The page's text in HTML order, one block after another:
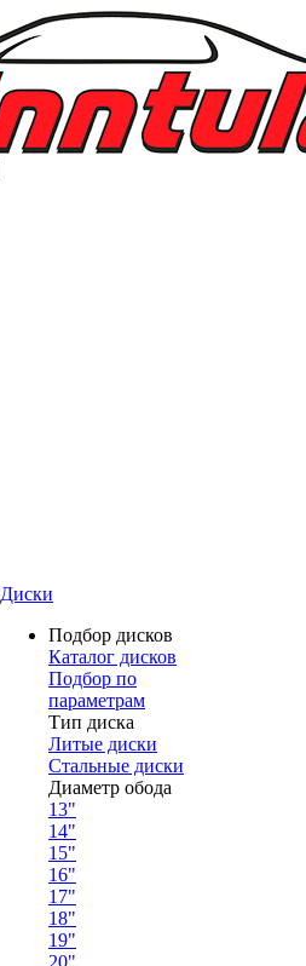
Диски
Подбор дисков
Каталог дисков
Подбор по
параметрам
Тип диска
Литые диски
Стальные диски
Диаметр обода
13"
14"
15"
16"
17"
18"
19"
20"